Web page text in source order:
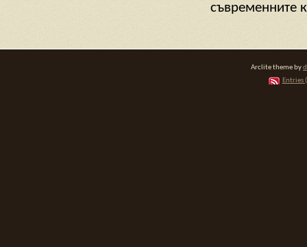
съвременните
Arclite theme by
Entries